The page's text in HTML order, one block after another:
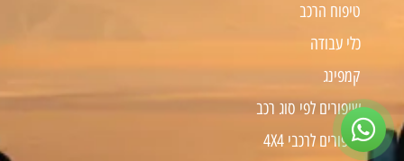
טיפוח הרכב
כלי עבודה
קמפינג
שיפורים לפי סוג רכב
שיפורים לרכבי 4X4